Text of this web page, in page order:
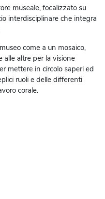
museale, focalizzato su
interdisciplinare che integra
come a un mosaico,
alle altre per la visione
mettere in circolo saperi ed
ruoli e delle differenti
corale.